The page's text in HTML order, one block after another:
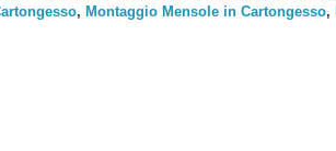
, Montaggio Mensole in Cartongesso,